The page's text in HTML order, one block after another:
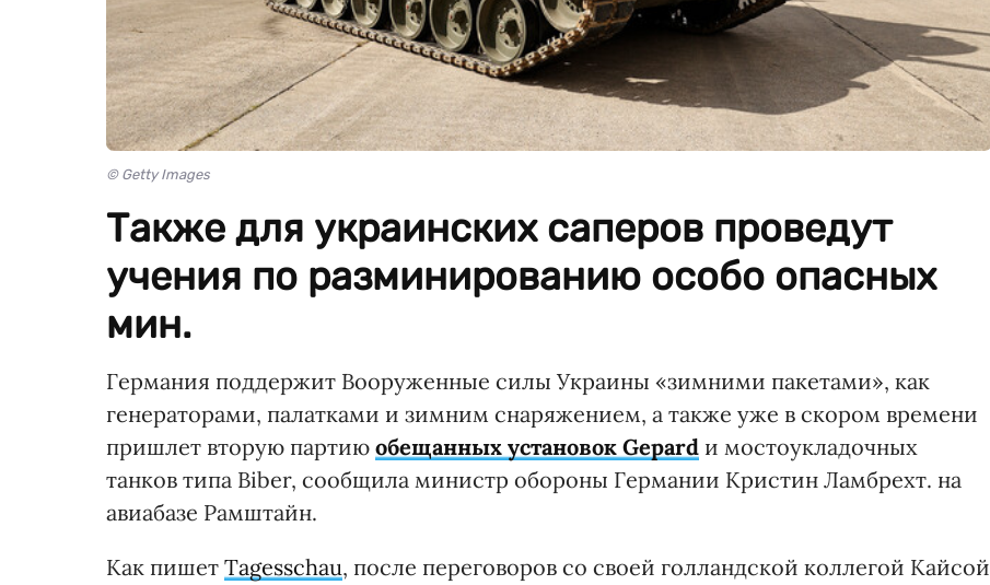
© Getty Images
Также для украинских саперов проведут
учения по разминированию особо опасных
мин.
Германия поддержит Вооруженные силы Украины «зимними пакетами», как
генераторами, палатками и зимним снаряжением, а также уже в скором времени
пришлет вторую партию обещанных установок Gepard и мостоукладочных
танков типа Biber, сообщила министр обороны Германии Кристин Ламбрехт. на
авиабазе Рамштайн.
Как пишет Tagesschau, после переговоров со своей голландской коллегой Кайсой